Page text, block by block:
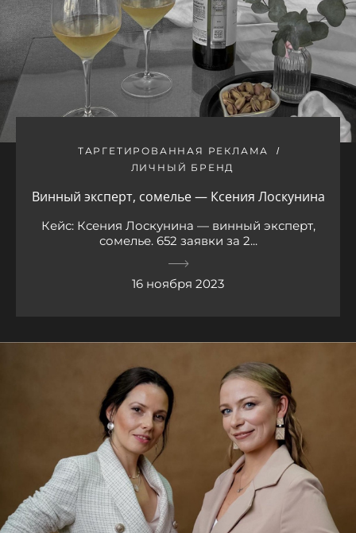
ТАРГЕТИРОВАННАЯ РЕКЛАМА
ЛИЧНЫЙ БРЕНД
Винный эксперт, сомелье — Ксения Лоскунина
Кейс: Ксения Лоскунина — винный эксперт,
сомелье. 652 заявки за 2...
16 ноября 2023